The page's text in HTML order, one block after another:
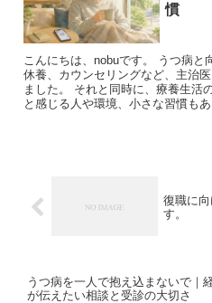
慣
こんにちは、nobuです。 うつ病と
休養、カウンセリングなど、主治
ました。 それと同時に、療養生活
と感じる人や環境、小さな習慣も
復職に
す。
うつ病を一人で抱え込まないで｜
が伝えたい相談と受診の大切さ